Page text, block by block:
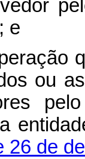
e
ou
26 de